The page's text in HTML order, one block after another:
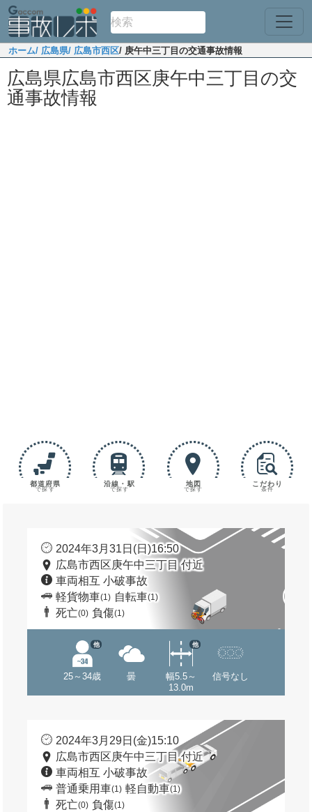
ホーム/ 広島県/ 広島市西区/ 庚午中三丁目の交通事故情報
広島県広島市西区庚午中三丁目の交
通事故情報
都道府県
で探す
沿線・駅
で探す
地図
で探す
こだわり
条件
2024年3月31日(日)16:50
広島市西区庚午中三丁目 付近
車両相互 小破事故
軽貨物車(1) 自転車(1)
死亡(0) 負傷(1)
25～34歳
他
曇
幅5.5～
13.0m
他
信号なし
2024年3月29日(金)15:10
広島市西区庚午中三丁目 付近
車両相互 小破事故
普通乗用車(1) 軽自動車(1)
死亡(0) 負傷(1)